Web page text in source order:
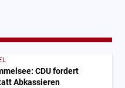
CDU fordert
Abkassieren